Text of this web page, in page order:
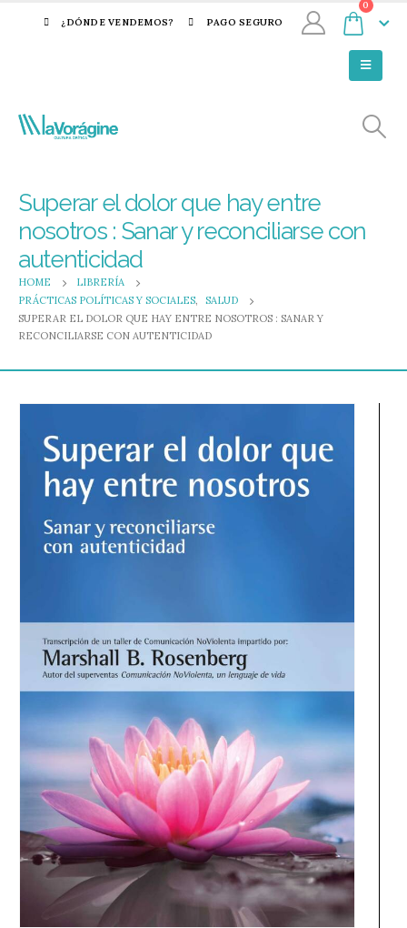
¿DÓNDE VENDEMOS? PAGO SEGURO
0
Superar el dolor que hay entre
nosotros : Sanar y reconciliarse con
autenticidad
HOME
LIBRERÍA
PRÁCTICAS POLÍTICAS Y SOCIALES,
SALUD
SUPERAR EL DOLOR QUE HAY ENTRE NOSOTROS : SANAR Y
RECONCILIARSE CON AUTENTICIDAD